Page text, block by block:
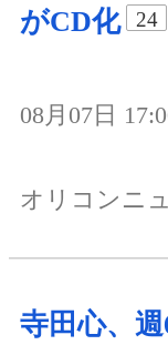
がCD化 24
08月07日
オリコンニ
寺田心、